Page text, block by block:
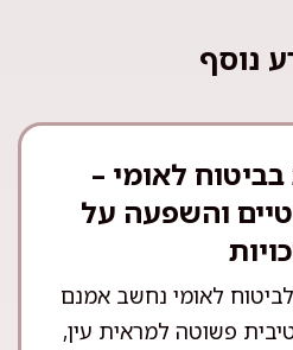
נוסף
בביטוח לאומי –
והשפעה על
לאומי נחשב אמנם
פשוטה למראית עין,